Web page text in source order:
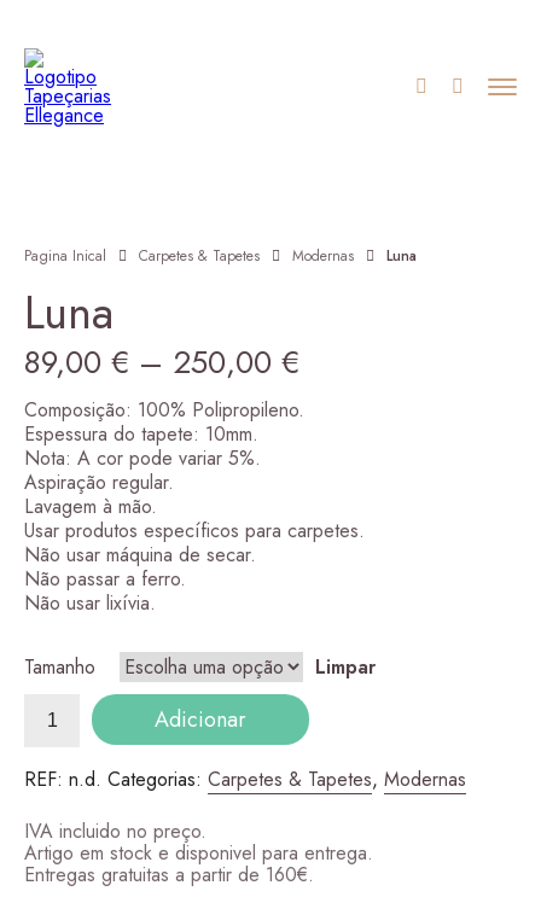
Pagina Inical Carpetes & Tapetes Modernas Luna
Luna
89,00 € – 250,00 €
range:
250,00 €
Composição: 100% Polipropileno.
Espessura do tapete: 10mm.
Nota: A cor pode variar 5%.
Aspiração regular.
Lavagem à mão.
Usar produtos específicos para carpetes.
Não usar máquina de secar.
Não passar a ferro.
Não usar lixívia.
Tamanho
Limpar
Quantidade
Adicionar
REF: n.d. Categorias: Carpetes & Tapetes, Modernas
IVA incluido no preço.
Artigo em stock e disponivel para entrega.
Entregas gratuitas a partir de 160€.